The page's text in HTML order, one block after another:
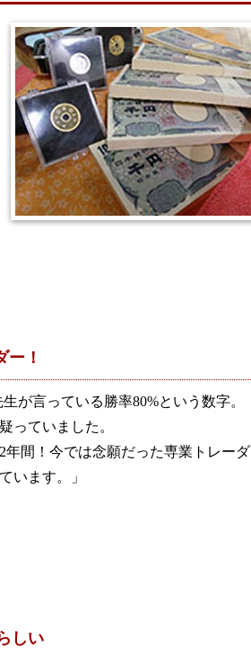
！
が言っている勝率80%という数字。
っていました。
年間！今では念願だった専業トレーダ
います。」
しい